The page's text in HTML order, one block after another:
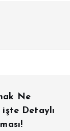
Ne
Detaylı